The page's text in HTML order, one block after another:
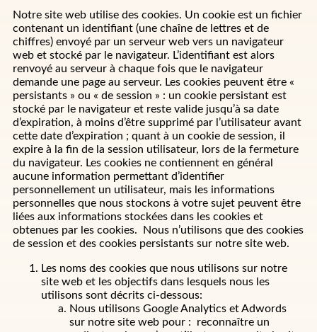
Notre site web utilise des cookies. Un cookie est un fichier
contenant un identifiant (une chaîne de lettres et de
chiffres) envoyé par un serveur web vers un navigateur
web et stocké par le navigateur. L’identifiant est alors
renvoyé au serveur à chaque fois que le navigateur
demande une page au serveur. Les cookies peuvent être «
persistants » ou « de session » : un cookie persistant est
stocké par le navigateur et reste valide jusqu’à sa date
d’expiration, à moins d’être supprimé par l’utilisateur avant
cette date d’expiration ; quant à un cookie de session, il
expire à la fin de la session utilisateur, lors de la fermeture
du navigateur. Les cookies ne contiennent en général
aucune information permettant d’identifier
personnellement un utilisateur, mais les informations
personnelles que nous stockons à votre sujet peuvent être
liées aux informations stockées dans les cookies et
obtenues par les cookies. Nous n’utilisons que des cookies
de session et des cookies persistants sur notre site web.
Les noms des cookies que nous utilisons sur notre
site web et les objectifs dans lesquels nous les
utilisons sont décrits ci-dessous:
Nous utilisons Google Analytics et Adwords
sur notre site web pour : reconnaître un